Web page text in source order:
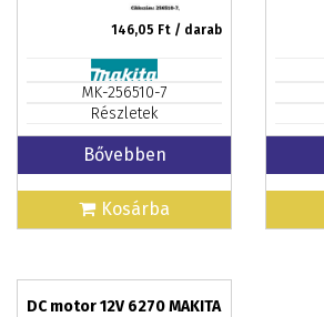
146,05 Ft / darab
MK-256510-7
Részletek
Bővebben
Kosárba
DC motor 12V 6270 MAKITA